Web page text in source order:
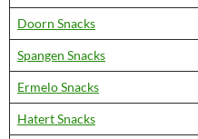
Doorn Snacks
Spangen Snacks
Ermelo Snacks
Hatert Snacks